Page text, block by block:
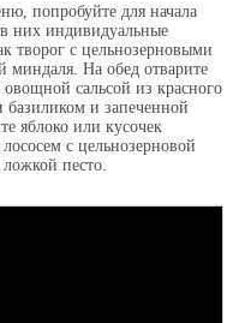
попробуйте для начала
них индивидуальные
творог с цельнозерновыми
миндаля. На обед отварите
сальсой из красного
и запеченной
яблоко или кусочек
с цельнозерновой
песто.